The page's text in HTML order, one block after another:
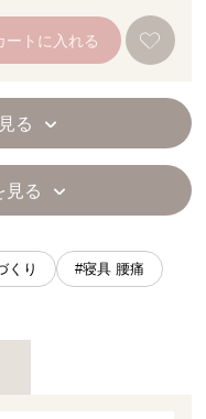
ートに入れる
る
見る
くり #寝具 腰痛